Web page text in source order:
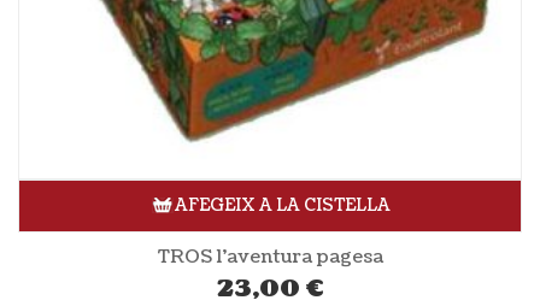
AFEGEIX A LA CISTELLA
TROS l’aventura pagesa
23,00 €